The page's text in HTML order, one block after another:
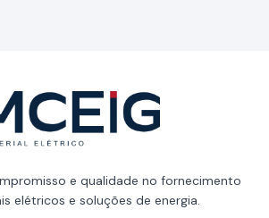
e qualidade no fornecimento
elétricos e soluções de energia.